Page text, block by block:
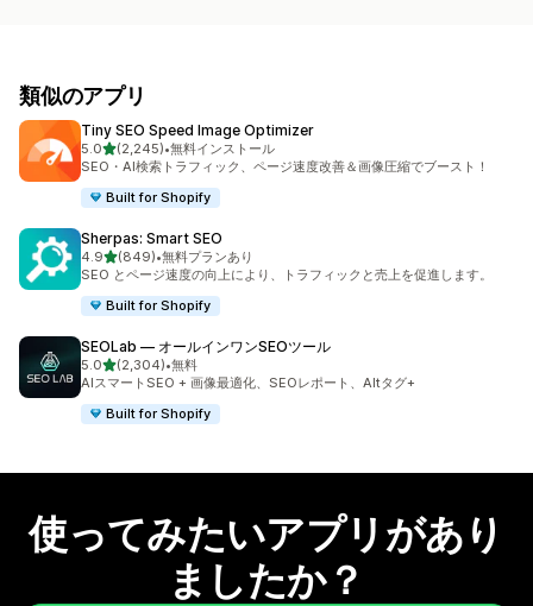
類似のアプリ
Tiny SEO Speed Image Optimizer
5.05つ星中
(2,245)
合計レビュー数：2245件
•無料インストール
SEO・AI検索トラフィック、ページ速度改善＆画像圧縮でブースト！
Built for Shopify
Sherpas: Smart SEO
4.95つ星中
(849)
合計レビュー数：849件
•無料プランあり
SEO とページ速度の向上により、トラフィックと売上を促進します。
Built for Shopify
SEOLab — オールインワンSEOツール
5.05つ星中
(2,304)
合計レビュー数：2304件
•無料
AIスマートSEO + 画像最適化、SEOレポート、Altタグ+
Built for Shopify
使ってみたいアプリがあり
ましたか？